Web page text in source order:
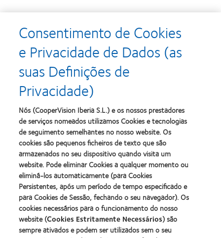
Learn
more
about
Prémio
Silmo
d’Or
para
o
produto
com
MyDay™
(2013)
Learn
more
about
Produto
do
Ano
Contacto
(2013)
Learn
about
2012
&
2010
Melhores
Empresas
para
Líderes
(2012)
about
2011
Best
Factory
Awards
(2011)
Learn
more
about
ODMA
2011
(2011)
Learn
more
about
2012
Manufacturing
Leadership
100
(ML
100)
Learn
more
about
2012
REBRAND
Learn
more
about
Prémio
Consentimento de Cookies
e Privacidade de Dados (as
suas Definições de
Privacidade)
Nós (CooperVision Iberia S.L.) e os nossos prestadores
de serviços nomeados utilizamos Cookies e tecnologias
de seguimento semelhantes no nosso website. Os
cookies são pequenos ficheiros de texto que são
armazenados no seu dispositivo quando visita um
website. Pode eliminar Cookies a qualquer momento ou
eliminá-los automaticamente (para Cookies
Persistentes, após um período de tempo especificado e
para Cookies de Sessão, fechando o seu navegador). Os
cookies necessários para o funcionamento do nosso
website (Cookies Estritamente Necessários) são
sempre ativados e podem ser utilizados sem o seu